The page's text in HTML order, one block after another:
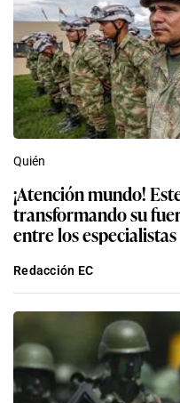
Quién
¡Atención mundo!
transformando su
entre los especialistas
Redacción EC